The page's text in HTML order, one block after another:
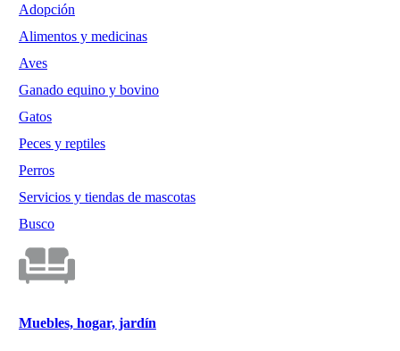
Adopción
Alimentos y medicinas
Aves
Ganado equino y bovino
Gatos
Peces y reptiles
Perros
Servicios y tiendas de mascotas
Busco
Muebles, hogar, jardín